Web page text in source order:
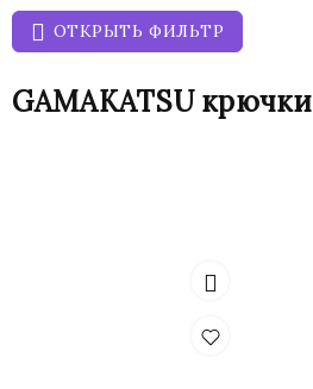
ОТКРЫТЬ ФИЛЬТР
GAMAKATSU крючки